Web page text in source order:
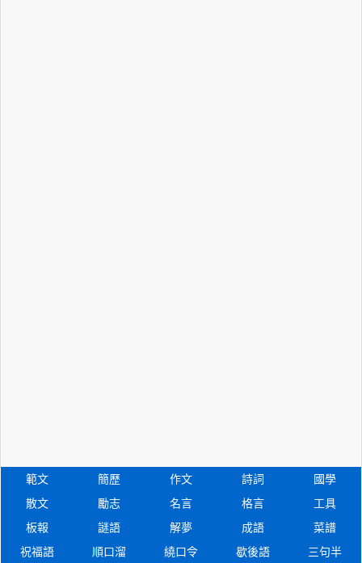
範文 簡歷 作文 詩詞
國學
散文
勵志 名言 格言
工具
板報
謎語 解夢 成語
菜譜
祝福語
順口溜 繞口令 歇後語 三句半